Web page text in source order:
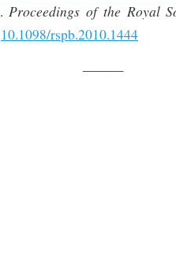
. Proceedings of the Royal
10.1098/rspb.2010.1444
———